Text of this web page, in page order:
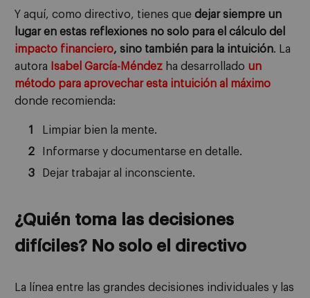
Y aquí, como directivo, tienes que dejar siempre un
lugar en estas reflexiones no solo para el cálculo del
impacto financiero, sino también para la intuición. La
autora
Isabel García-Méndez ha desarrollado un
método para aprovechar esta intuición al máximo
donde recomienda:
Limpiar bien la mente.
Informarse y documentarse en detalle.
Dejar trabajar al inconsciente.
¿Quién toma las decisiones
difíciles? No solo el directivo
La línea entre las grandes decisiones individuales y las